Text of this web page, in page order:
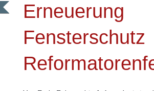
Erneuerung
Fensterschutz